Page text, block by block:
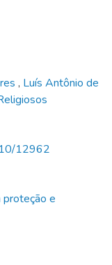
, Luís Antônio de
12962
e